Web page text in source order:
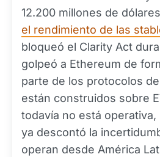
12.200 millones de
el rendimiento de las
bloqueó el Clarity Act
golpeó a Ethereum de
parte de los protocolos
están construidos sobre
todavía no está
ya descontó la
operan desde América